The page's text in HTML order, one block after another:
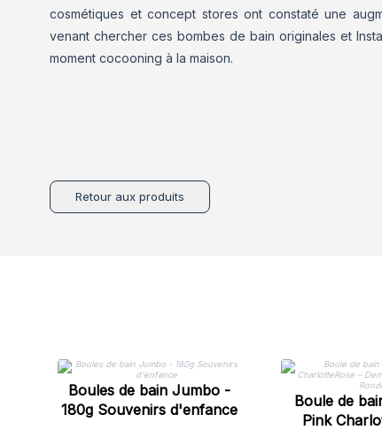
cosmétiques et concept stores ont constaté une
venant chercher ces bombes de bain originales et
moment cocooning à la maison.
Retour aux produits
Boules de bain Jumbo -
180g Souvenirs d'enfance
Boule de
Pink